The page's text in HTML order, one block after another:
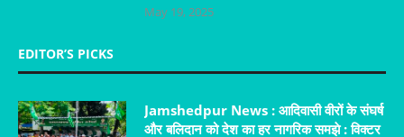
May 19, 2025
EDITOR’S PICKS
Jamshedpur News : आदिवासी वीरों के संघर्ष
और बलिदान को देश का हर नागरिक समझे : विक्टर